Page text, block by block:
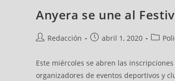
Anyera se une al
Redacción abril 1, 2020
Este miércoles se abren las
organizadores de eventos deportivos y